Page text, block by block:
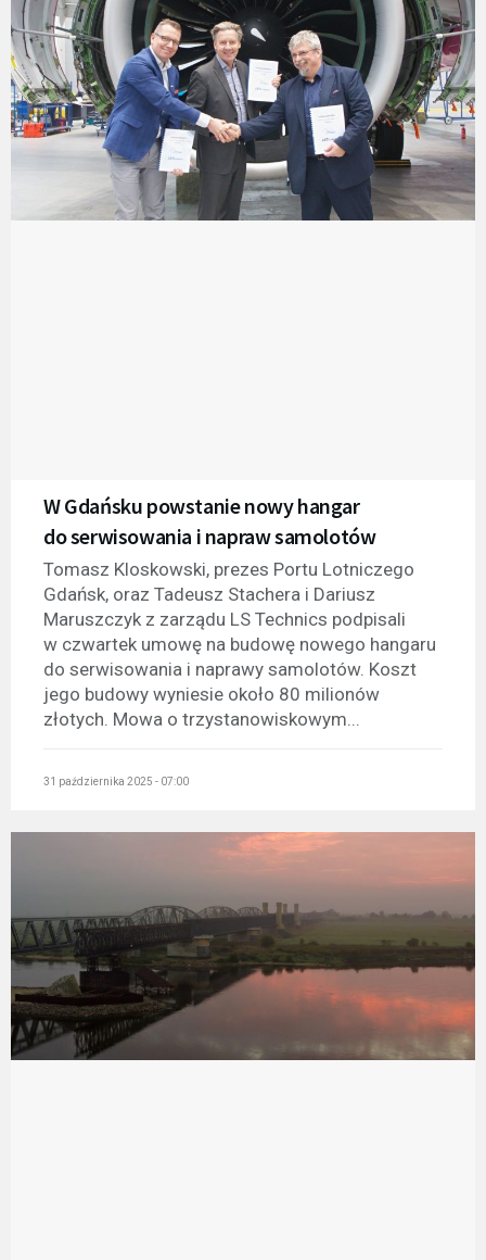
W Gdańsku powstanie nowy hangar
do serwisowania i napraw samolotów
Tomasz Kloskowski, prezes Portu Lotniczego
Gdańsk, oraz Tadeusz Stachera i Dariusz
Maruszczyk z zarządu LS Technics podpisali
w czwartek umowę na budowę nowego hangaru
do serwisowania i naprawy samolotów. Koszt
jego budowy wyniesie około 80 milionów
złotych. Mowa o trzystanowiskowym...
31 października 2025 - 07:00